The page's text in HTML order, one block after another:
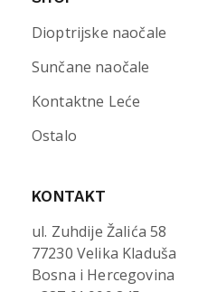
Dioptrijske naočale
Sunčane naočale
Kontaktne Leće
Ostalo
KONTAKT
ul. Zuhdije Žalića 58
77230 Velika Kladuša
Bosna i Hercegovina